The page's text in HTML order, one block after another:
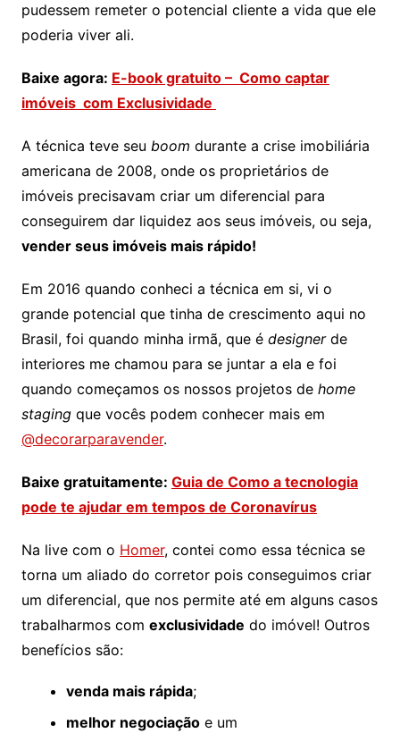
pudessem remeter o potencial cliente a vida que ele
poderia viver ali.
Baixe agora: E-book gratuito – Como captar
imóveis com Exclusividade
A técnica teve seu boom durante a crise imobiliária
americana de 2008, onde os proprietários de
imóveis precisavam criar um diferencial para
conseguirem dar liquidez aos seus imóveis, ou seja,
vender seus imóveis mais rápido!
Em 2016 quando conheci a técnica em si, vi o
grande potencial que tinha de crescimento aqui no
Brasil, foi quando minha irmã, que é designerde
interiores me chamou para se juntar a ela e foi
quando começamos os nossos projetos de home
stagingque vocês podem conhecer mais em
@decorarparavender.
Baixe gratuitamente: Guia de Como a tecnologia
pode te ajudar em tempos de Coronavírus
Na live com o Homer, contei como essa técnica se
torna um aliado do corretor pois conseguimos criar
um diferencial, que nos permite até em alguns casos
trabalharmos com exclusividade do imóvel! Outros
benefícios são:
venda mais rápida;
melhor negociaçãoe um